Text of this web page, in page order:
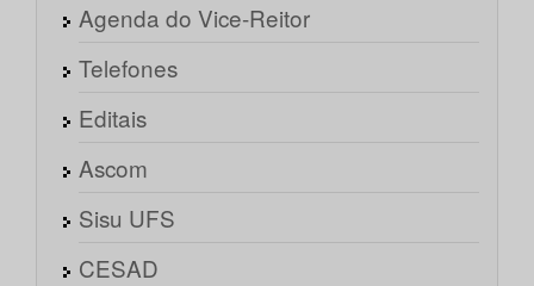
Agenda do Vice-Reitor
Telefones
Editais
Ascom
Sisu UFS
CESAD